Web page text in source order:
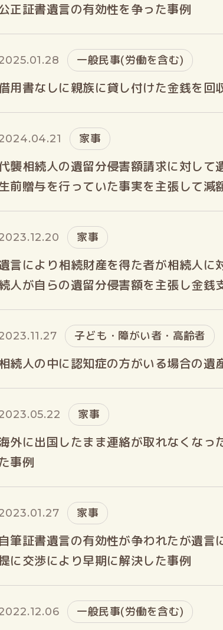
正証書遺言の有効性を争った事例
一般民事(労働を含む)
用書なしに親族に貸し付けた金銭を回
家事
襲相続人の遺留分侵害額請求に対して
前贈与を行っていた事実を主張して減
家事
言により相続財産を得た者が相続人に
人が自らの遺留分侵害額を主張し金銭
子ども・障がい者・高齢者
続人の中に認知症の方がいる場合の遺
家事
外に出国したまま連絡が取れなくなっ
事例
家事
自筆証書遺言の有効性が争われたが遺言
に交渉により早期に解決した事例
一般民事(労働を含む)